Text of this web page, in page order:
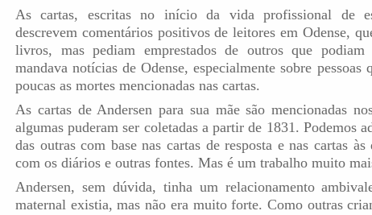
As cartas, escritas no início da vida profissional de
descrevem comentários positivos de leitores em Odense,
livros, mas pediam emprestados de outros que
mandava notícias de Odense, especialmente sobre pessoas
poucas as mortes mencionadas nas cartas.
As cartas de Andersen para sua mãe são mencionadas
algumas puderam ser coletadas a partir de 1831. Podemos
das outras com base nas cartas de resposta e nas cartas
com os diários e outras fontes. Mas é um trabalho muito
Andersen, sem dúvida, tinha um relacionamento
maternal existia, mas não era muito forte. Como outras